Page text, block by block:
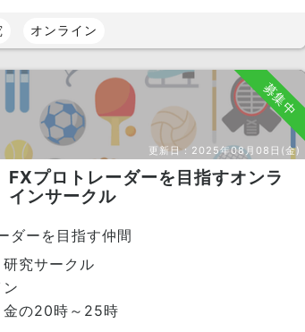
オンライン
募集中
更新日： 2025年08月08日(金)
FXプロトレーダーを目指すオンラ
インサークル
ダーを目指す仲間
究サークル
金の20時～25時